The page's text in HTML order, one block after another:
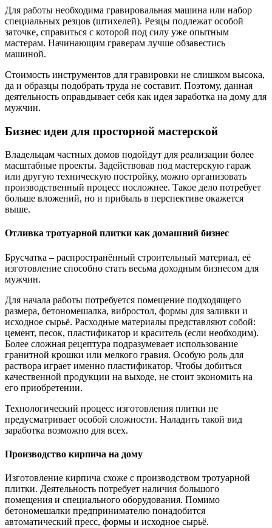
Для работы необходима гравировальная машина или набор
специальных резцов (штихелей). Резцы подлежат особой
заточке, справиться с которой под силу уже опытным
мастерам. Начинающим граверам лучше обзавестись
машиной.
Стоимость инструментов для гравировки не слишком высока,
да и образцы подобрать труда не составит. Поэтому, данная
деятельность оправдывает себя как идея заработка на дому для
мужчин.
Бизнес идеи для просторной мастерской
Владельцам частных домов подойдут для реализации более
масштабные проекты. Задействовав под мастерскую гараж
или другую техническую постройку, можно организовать
производственный процесс посложнее. Такое дело потребует
больше вложений, но и прибыль в перспективе окажется
выше.
Отливка тротуарной плитки как домашний бизнес
Брусчатка – распространённый строительный материал, её
изготовление способно стать весьма доходным бизнесом для
мужчин.
Для начала работы потребуется помещение подходящего
размера, бетономешалка, вибростол, формы для заливки и
исходное сырьё. Расходные материалы представляют собой:
цемент, песок, пластификатор и краситель (если необходим).
Более сложная рецептура подразумевает использование
гранитной крошки или мелкого гравия. Особую роль для
раствора играет именно пластификатор. Чтобы добиться
качественной продукции на выходе, не стоит экономить на
его приобретении.
Технологический процесс изготовления плитки не
предусматривает особой сложности. Наладить такой вид
заработка возможно для всех.
Производство кирпича на дому
Изготовление кирпича схоже с производством тротуарной
плитки. Деятельность потребует наличия большого
помещения и специального оборудования. Помимо
бетономешалки предпринимателю понадобится
автоматический пресс, формы и исходное сырьё.